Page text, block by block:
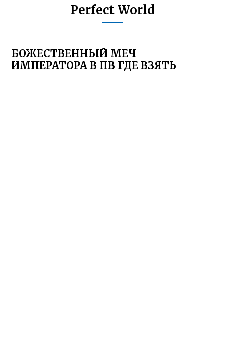
Perfect World
БОЖЕСТВЕННЫЙ МЕЧ
ИМПЕРАТОРА В ПВ ГДЕ ВЗЯТЬ